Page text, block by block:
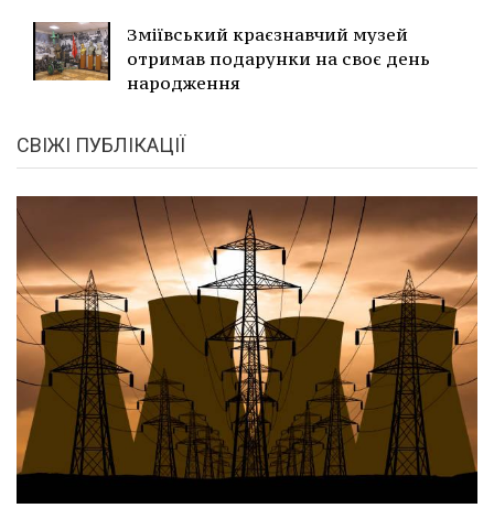
Зміївський краєзнавчий музей
отримав подарунки на своє день
народження
СВІЖІ ПУБЛІКАЦІЇ